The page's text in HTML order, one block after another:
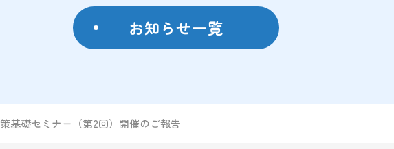
お知らせ一覧
基礎セミナー（第2回）開催のご報告